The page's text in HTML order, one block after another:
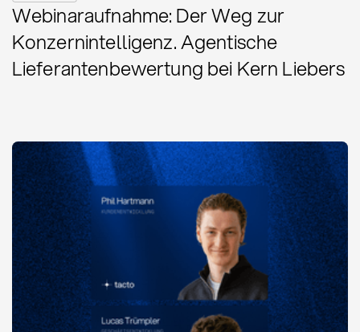
Webinaraufnahme: Der Weg zur
Konzernintelligenz. Agentische
Lieferantenbewertung bei Kern Liebers